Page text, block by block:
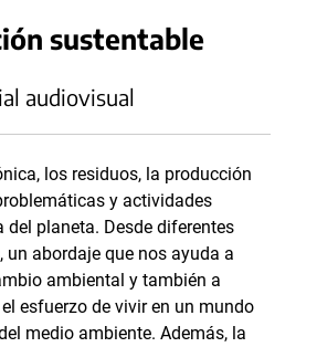
sustentable
audiovisual
los residuos, la producción
y actividades
del planeta. Desde diferentes
un abordaje que nos ayuda a
ambiental y también a
esfuerzo de vivir en un mundo
medio ambiente. Además, la